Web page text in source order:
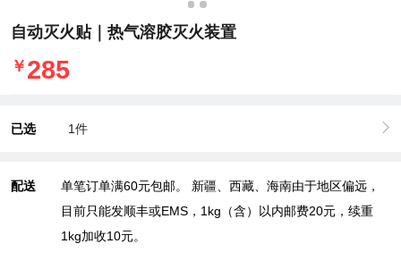
自动灭火贴｜热气溶胶灭火装置
￥ 285
已选 1件
配送
单笔订单满60元包邮。 新疆、西藏、海南由于地区偏远，
目前只能发顺丰或EMS，1kg（含）以内邮费20元，续重
1kg加收10元。